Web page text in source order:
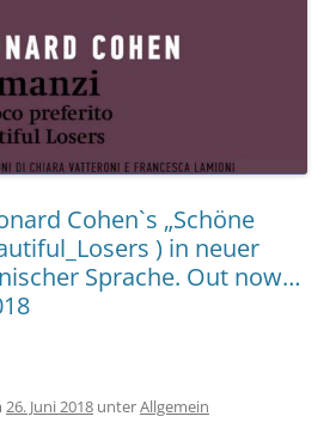
Cohen`s „Schöne
) in neuer
Sprache. Out now…
26. Juni 2018 unterAllgemein